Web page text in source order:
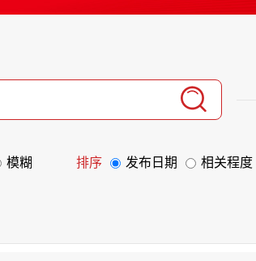
模糊 排序 发布日期 相关程度